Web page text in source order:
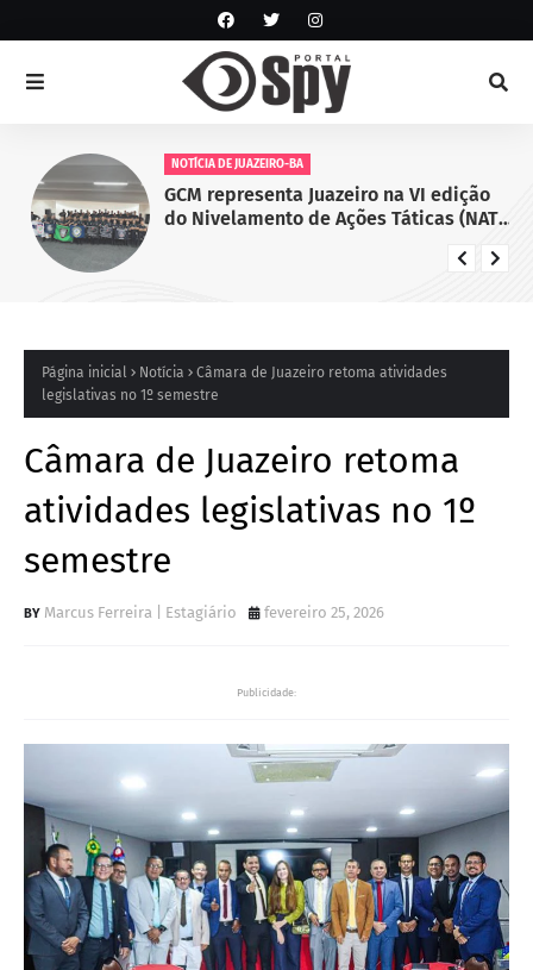
NOTÍCIA DE JUAZEIRO-BA
GCM representa Juazeiro na VI edição
do Nivelamento de Ações Táticas (NAT-
Página inicial Notícia
Câmara de Juazeiro retoma atividades
legislativas no 1º semestre
Câmara de Juazeiro retoma
atividades legislativas no 1º
semestre
Marcus Ferreira | Estagiário fevereiro 25, 2026
Publicidade: